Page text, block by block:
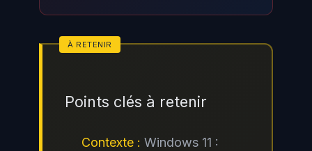
Points clés à retenir
Contexte : Windows 11 :